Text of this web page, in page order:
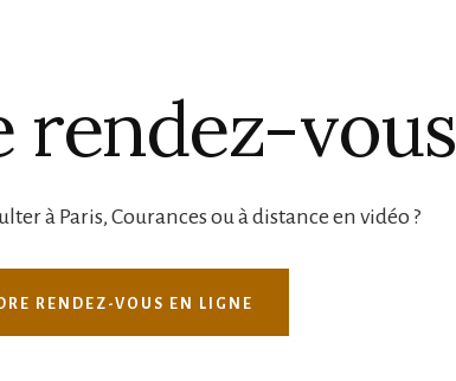
rendez-vous
à Paris, Courances ou à distance en vidéo ?
RENDEZ-VOUS EN LIGNE